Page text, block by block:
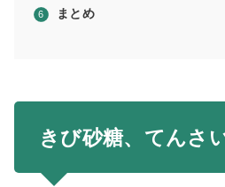
まとめ
きび砂糖、てんさ